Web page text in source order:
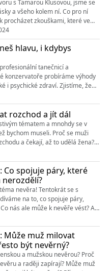
s Tamarou Klusovou, jsme se
a všeho kolem ní. Co pro ní
procházet zkouškami, které ve
Jak přistupuje k výchově dětí a
vztahu? Tamara se také
tom, proč se rozhodla přijmout
- říká, že ženskost je magie.
vhled do t...
hlavu, i kdybys
tanečnicí a
konzervatoře probíráme výhody
i psychické zdraví. Zjistíme, že
a těžce, ale chytře. Jak
větší balanc? Může být tanec
že tančit může každý - jak si
tanec pro nás? Tento díl ve vás
probudí chuť tančit… Sledujte @jak...
rozchod a jít dál
tématem a mnohdy se v
bychom museli. Proč se muži
a čekají, až to udělá žena?
dost dobrá/dobrý” může vést k
i vůči dětem? Jak si vzít z
jít dál? To, jak moc a jak dlouho
ovlivnit - o tom, jak na to,
s ...
Co spojuje páry, které
nerozdělí?
nevěra! Tentokrát se s
na to, co spojuje páry,
nás ale může k nevěře vést? A
o raněném egu nebo o lásce? A
řečmi o jiných ženách?
díl z mini série o nevěře.
a nevíte, jak na to? Mrkněte na
institut.cz a ...
Může muž milovat
být nevěrný?
a mužskou nevěrou? Proč
a raději zapírají? Může muž